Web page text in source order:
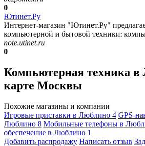
0
Ютинет.Ру
Интернет-магазин "Ютинет.Ру"
компьютерной и бытовой техники:
note.utinet.ru
0
Компьютерная техника в
карте Москвы
Похожие магазины и компании
Игровые приставки в Люблино 4 GPS-
Люблино 8 Мобильные телефоны в
обеспечение в Люблино 1
Добавить раcпродажу Написать отзыв